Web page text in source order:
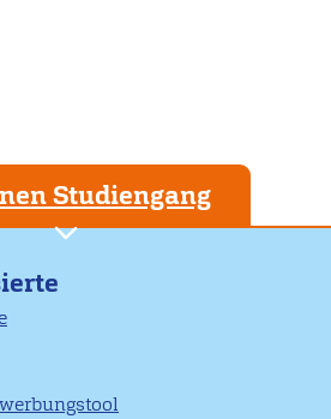
Studiengang